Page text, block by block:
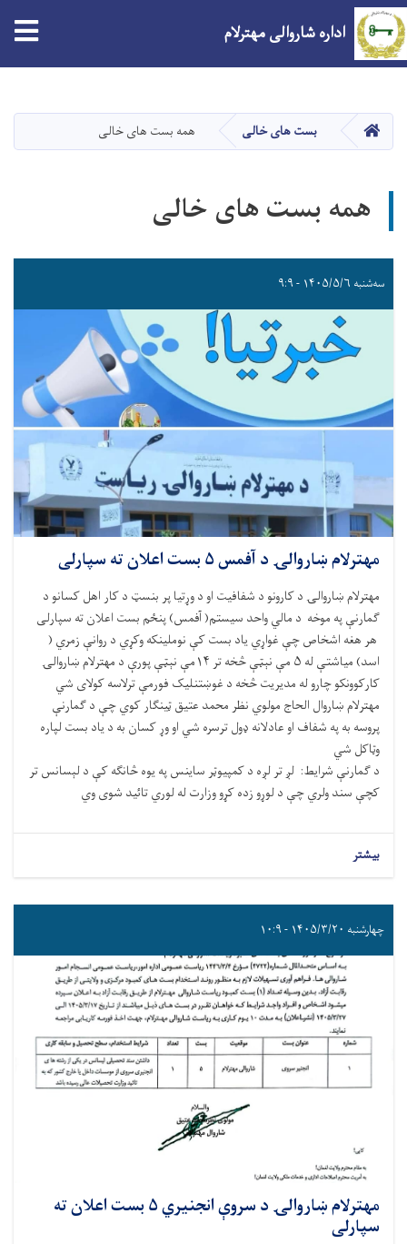
main
content
اداره شاروالی مهترلام
صفحه اصلیبست های خالی همه بست های خالی
همه بست های خالی
سه‌شنبه ۱۴۰۵/۵/۶ - ۹:۹
مهترلام ښاروالۍ د آفمس ۵ بست اعلان ته سپارلی
مهترلام ښاروالۍ د کارونو د شفافیت او د وړتیا پر بنسټ د کار اهل کسانو د
ګمارنې په موخه د مالي واحد سیستم( آفمس) پنځم بست اعلان ته سپارلی
هر هغه اشخاص چې غواړي یاد بست کې نوملینکه وکړي د روانې زمري (
اسد) میاشتې له ۵ مې نېټې څخه تر ۱۴مې نېټې پورې د مهترلام ښاروالۍ
کارکوونکو چارو له مدیریت څخه د غوښتنلیک فورمې ترلاسه کولای شي
مهترلام ښاروال الحاج مولوي نظر محمد عتیق ټینګار کوي چې د ګمارنې
پروسه به په شفاف او عادلانه ډول ترسره شي او وړ کسان به د یاد بست لپاره
وټاکل شي
د ګمارنې شرایط: لږ تر لږه د کمپیوټر ساینس په یوه څانګه کې د لېسانس تر
کچې سند ولري چې د لوړو زده کړو وزارت له لوري تائید شوی وي
بیشتر
چهارشنبه ۱۴۰۵/۳/۲۰ - ۱۰:۹
مهترلام ښاروالۍ د سروې انجنیري ۵ بست اعلان ته
سپارلی